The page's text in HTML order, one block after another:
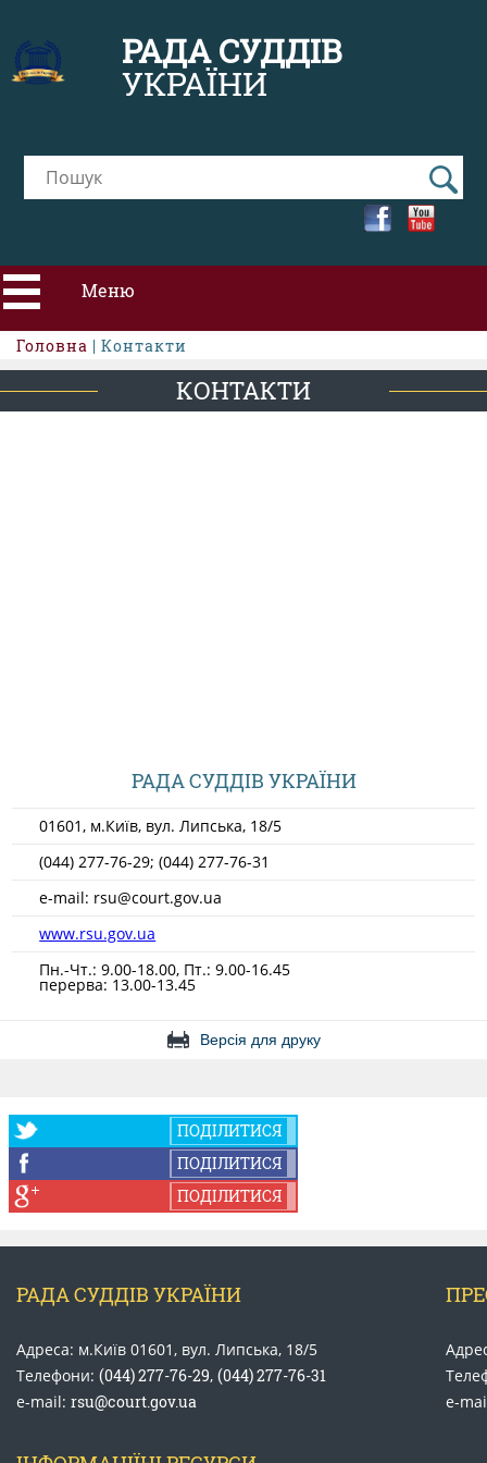
РАДА СУДДІВ
УКРАЇНИ
Меню
МІЖНАРОДНІ СТАНДАРТИ
СОЦІОЛОГІЧНІ ОПИТУВАННЯ
ГАЛЕРЕЯ
КОНТАКТИ
Головна | Контакти
КОНТАКТИ
РАДА СУДДІВ УКРАЇНИ
01601, м.Київ, вул. Липська, 18/5
(044) 277-76-29; (044) 277-76-31
e-mail: rsu@court.gov.ua
www.rsu.gov.ua
Пн.-Чт.: 9.00-18.00, Пт.: 9.00-16.45
перерва: 13.00-13.45
Версія для друку
ПОДІЛИТИСЯ
ПОДІЛИТИСЯ
ПОДІЛИТИСЯ
РАДА СУДДІВ УКРАЇНИ
Адреса: м.Київ 01601, вул. Липська, 18/5
Телефони: (044) 277-76-29, (044) 277-76-31
e-mail: rsu@court.gov.ua
e-